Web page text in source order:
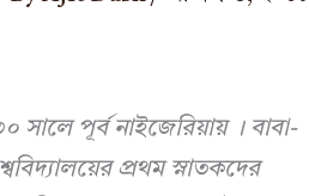
পূর্ব নাইজেরিয়ায় । বাবা-
প্রথম স্নাতকদের